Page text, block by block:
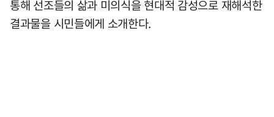
통해 선조들의 삶과 미의식을 현대적 감성으로 재해석한
결과물을 시민들에게 소개한다.